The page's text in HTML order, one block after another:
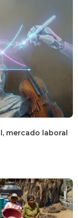
mercado laboral